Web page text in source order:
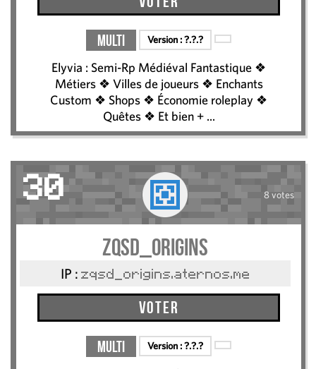
Multi Version :?.?.?
Elyvia : Semi-Rp Médiéval Fantastique ❖
Métiers ❖ Villes de joueurs ❖ Enchants
Custom ❖ Shops ❖ Économie roleplay ❖
Quêtes ❖ Et bien + ...
30 8 votes
ZQSD_Origins
IP : zqsd_origins.aternos.me
Voter
Multi Version :?.?.?